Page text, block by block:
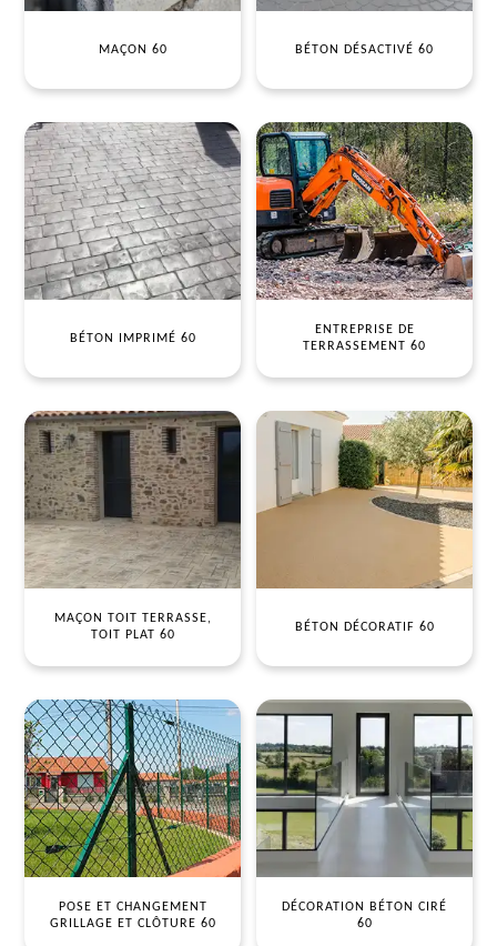
MAÇON 60 BÉTON DÉSACTIVÉ 60
BÉTON IMPRIMÉ 60
ENTREPRISE DE
TERRASSEMENT 60
MAÇON TOIT TERRASSE,
TOIT PLAT 60
BÉTON DÉCORATIF 60
POSE ET CHANGEMENT
GRILLAGE ET CLÔTURE 60
DÉCORATION BÉTON CIRÉ
60